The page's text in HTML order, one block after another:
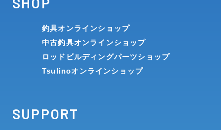
釣具オンラインショップ
中古釣具オンラインショップ
ロッドビルディングパーツショップ
Tsulinoオンラインショップ
SUPPORT